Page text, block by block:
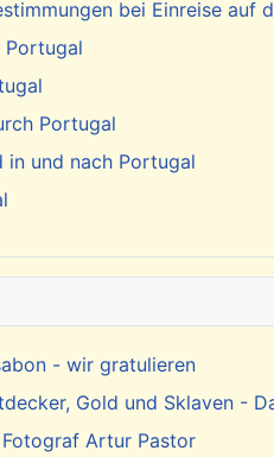
bei Einreise auf
Portugal
Portugal
in und nach Portugal
- wir gratulieren
Gold und Sklaven -
Artur Pastor